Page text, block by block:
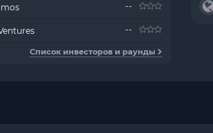
--
--
Список инвесторов и раунды